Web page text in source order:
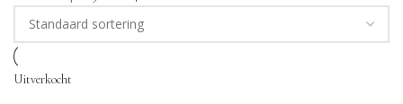
Uitverkocht